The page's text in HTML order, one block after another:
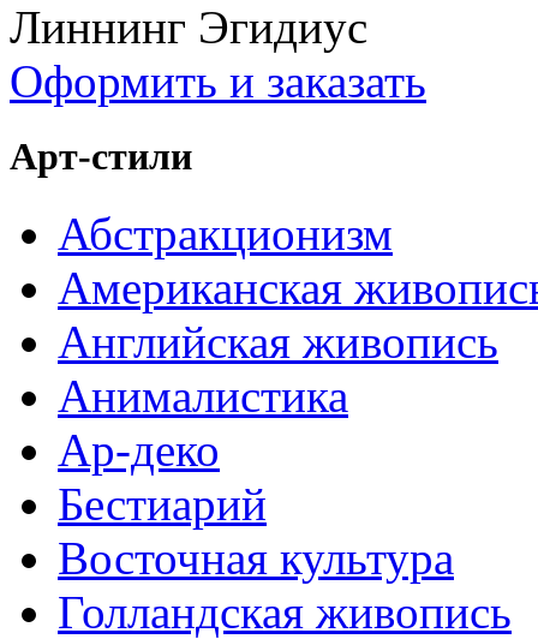
Линнинг Эгидиус
Оформить и заказать
Арт-стили
Абстракционизм
Американская
Английская живопись
Анималистика
Ар-деко
Бестиарий
Восточная культура
Голландская живопись